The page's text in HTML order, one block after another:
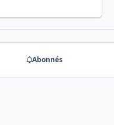
Abonnés